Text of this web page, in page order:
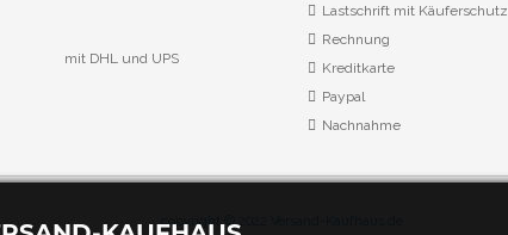
mit DHL und UPS
Lastschrift mit Käuferschutz
Rechnung
Kreditkarte
Paypal
Nachnahme
copyright © 2022 Versand-Kaufhaus.de